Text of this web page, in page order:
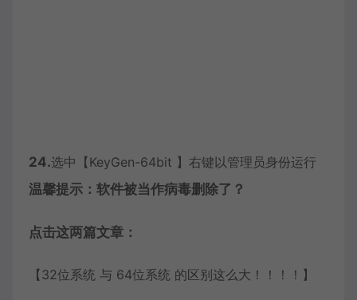
24.选中【KeyGen-64bit 】右键以管理员身份运行
温馨提示：软件被当作病毒删除了？
点击这两篇文章：
【32位系统 与 64位系统 的区别这么大！！！！】